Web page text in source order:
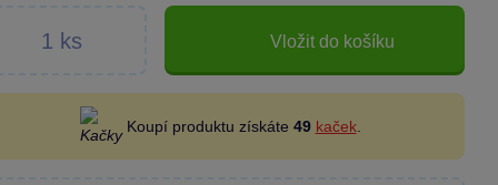
Vložit do košíku
Koupí produktu získáte 49 kaček.